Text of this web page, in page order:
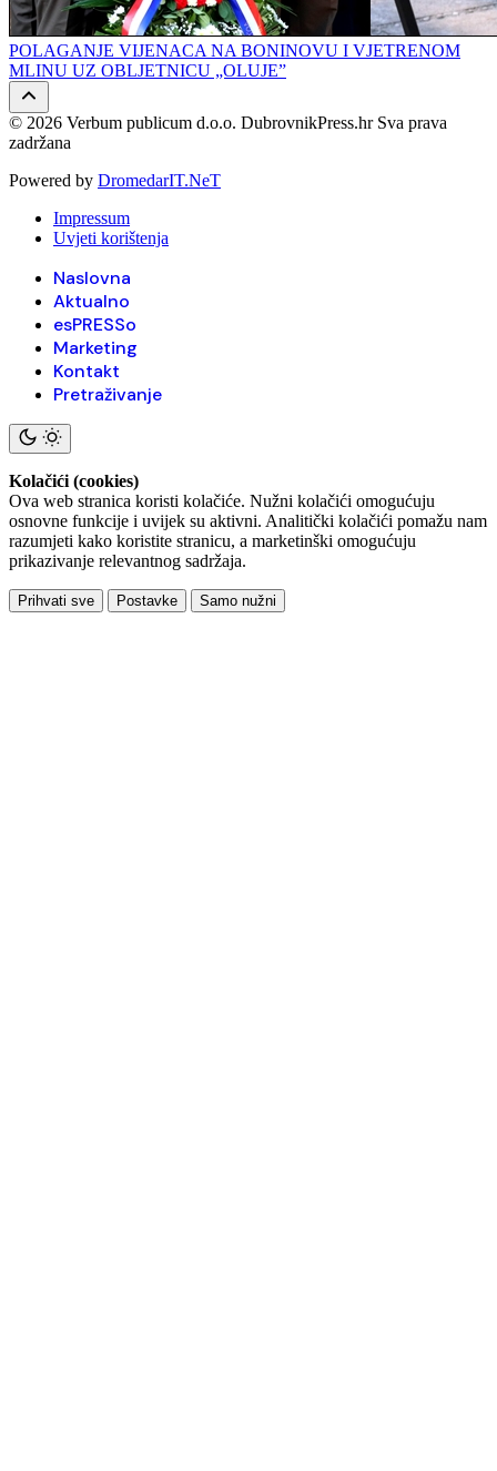
POLAGANJE VIJENACA NA BONINOVU I VJETRENOM
MLINU UZ OBLJETNICU „OLUJE”
© 2026 Verbum publicum d.o.o. DubrovnikPress.hr Sva prava
zadržana
Powered by DromedarIT.NeT
Impressum
Uvjeti korištenja
Naslovna
Aktualno
esPRESSo
Marketing
Kontakt
Pretraživanje
Kolačići (cookies)
Ova web stranica koristi kolačiće. Nužni kolačići omogućuju
osnovne funkcije i uvijek su aktivni. Analitički kolačići pomažu nam
razumjeti kako koristite stranicu, a marketinški omogućuju
prikazivanje relevantnog sadržaja.
Prihvati sve Postavke Samo nužni